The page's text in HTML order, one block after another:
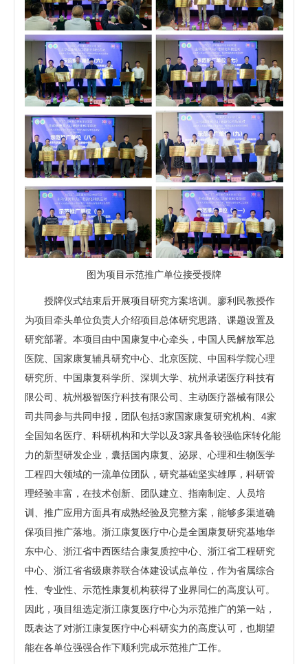
图为项目示范推广单位接受授牌
授牌仪式结束后开展项目研究方案培训。廖利民教授作
为项目牵头单位负责人介绍项目总体研究思路、课题设置及
研究部署。本项目由中国康复中心牵头，中国人民解放军总
医院、国家康复辅具研究中心、北京医院、中国科学院心理
研究所、中国康复科学所、深圳大学、杭州承诺医疗科技有
限公司、杭州极智医疗科技有限公司、主动医疗器械有限公
司共同参与共同申报，团队包括3家国家康复研究机构、4家
全国知名医疗、科研机构和大学以及3家具备较强临床转化能
力的新型研发企业，囊括国内康复、泌尿、心理和生物医学
工程四大领域的一流单位团队，研究基础坚实雄厚，科研管
理经验丰富，在技术创新、团队建立、指南制定、人员培
训、推广应用方面具有成熟经验及完整方案，能够多渠道确
保项目推广落地。浙江康复医疗中心是全国康复研究基地华
东中心、浙江省中西医结合康复质控中心、浙江省工程研究
中心、浙江省省级康养联合体建设试点单位，作为省属综合
性、专业性、示范性康复机构获得了业界同仁的高度认可。
因此，项目组选定浙江康复医疗中心为示范推广的第一站，
既表达了对浙江康复医疗中心科研实力的高度认可，也期望
能在各单位强强合作下顺利完成示范推广工作。